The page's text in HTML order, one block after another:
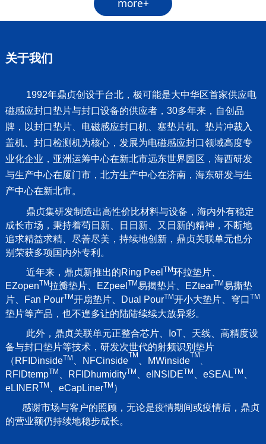
more+
关于我们
1992年鼎贞创设于台北， 极可能是大中华区首家供应电
磁感应封口垫片与封口设备的供应者，30多年来，自创品
牌，以封口垫片、电磁感应封口机、塞垫片机、垫片冲裁入
盖机、封口检测机为核心，发展为电磁感应封口领域高度专
业化企业，亚洲运筹中心在新北市远东世界园区，海西研发
与生产中心在厦门市，北方生产中心在济南，海东研发与生
产中心在新北市。
鼎贞集研发制造出高性价比材料与设备，海内外有稳定
成长市场，秉持着苟日新、日日新、又日新的精神，不断地
追求精益求精、尽善尽美，持续地创新，鼎贞关联单元也分
别荣获多项国内外专利。
近年来，鼎贞新推出的Ring Peel TM环拉垫片、
EZopenTM拉瓣垫片、EZpeel TM易揭垫片、EZtearTM易撕垫
片、Fan PourTM开扇垫片、Dual PourTM开小大垫片、穹口TM
垫片等产品，也不遑多让的陆陆续续大放异彩。
此外，鼎贞关联单元正整合芯片、IoT、天线、高精度设
备与封口垫片等技术，研发次世代的射频识别垫片
（RFIDinsideTM 、NFCinside
TM
、MWinside
TM
RFIDtempTM 、 RFIDhumidityTM 、 eINSIDETM 、eSEALTM 、
eLINERTM 、eCapLinerTM ）
感谢市场与客户的照顾，无论是疫情期间或疫情后，鼎贞
的营业额仍持续地稳步成长。